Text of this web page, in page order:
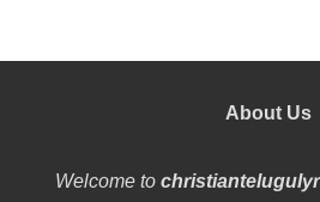
About Us
Welcome to